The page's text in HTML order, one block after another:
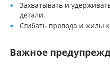
Захватывать и
детали.
Сгибать провода и жилы
Важное